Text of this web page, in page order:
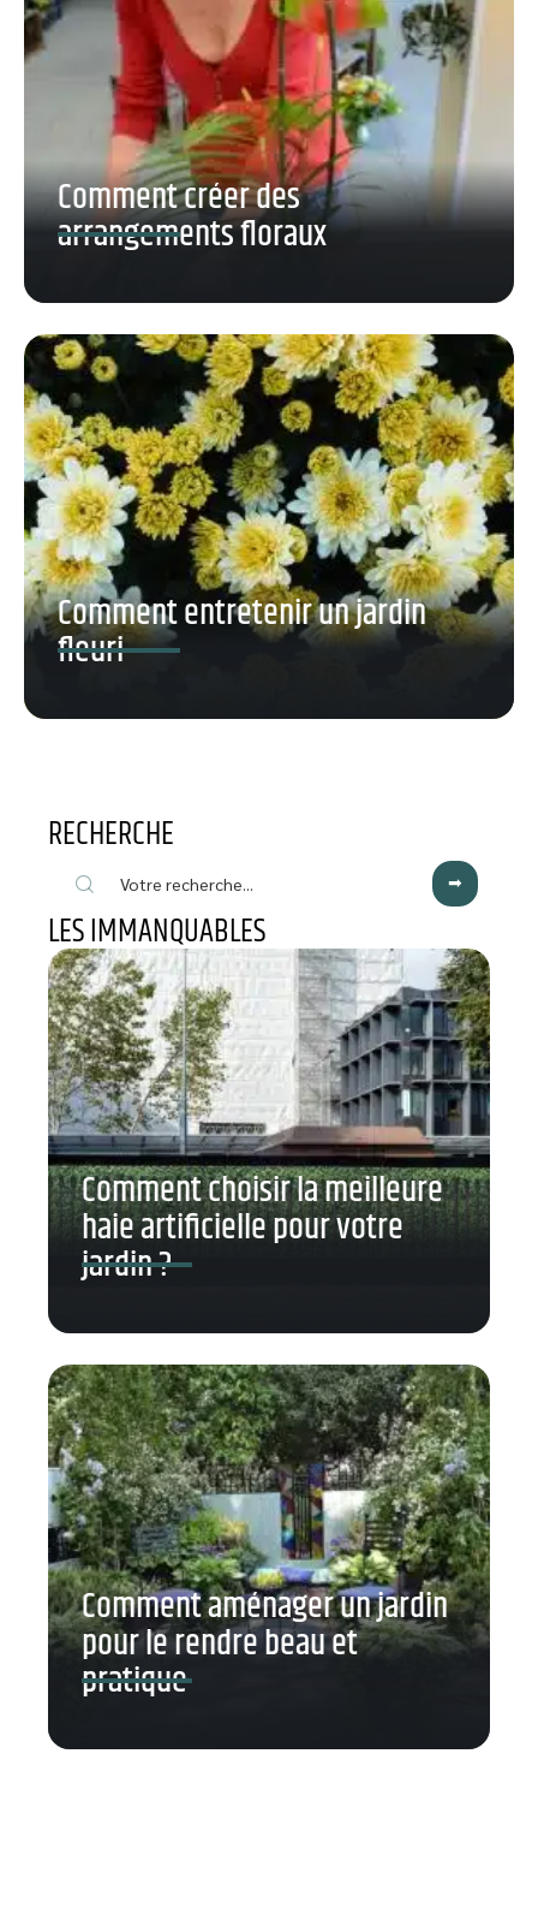
Comment créer des
arrangements floraux
Comment entretenir un jardin
fleuri
RECHERCHE
LES IMMANQUABLES
Comment choisir la meilleure
haie artificielle pour votre
jardin ?
Comment aménager un jardin
pour le rendre beau et
pratique